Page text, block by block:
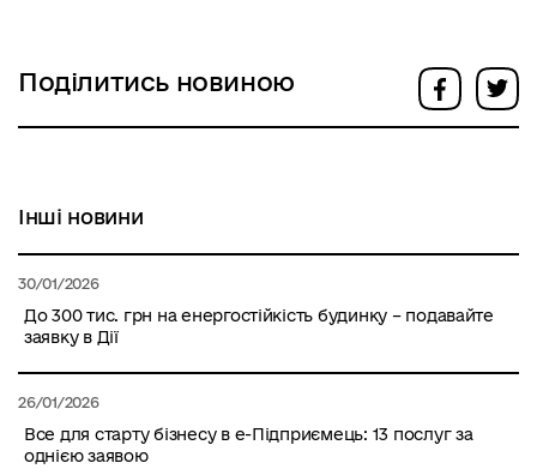
Поділитись новиною
Інші новини
30/01/2026
До 300 тис. грн на енергостійкість будинку – подавайте
заявку в Дії
26/01/2026
Все для старту бізнесу в е-Підприємець: 13 послуг за
однією заявою